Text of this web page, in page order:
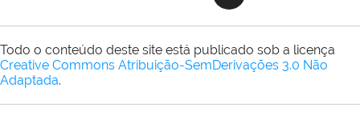
Todo o conteúdo deste site está publicado sob a licença
Creative Commons Atribuição-SemDerivações 3.0 Não
Adaptada.